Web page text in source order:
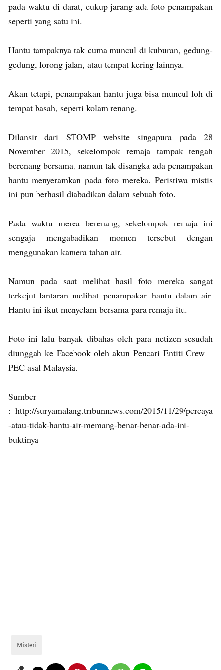
pada waktu di darat, cukup jarang ada foto penampakan
seperti yang satu ini.
Hantu tampaknya tak cuma muncul di kuburan, gedung-
gedung, lorong jalan, atau tempat kering lainnya.
Akan tetapi, penampakan hantu juga bisa muncul loh di
tempat basah, seperti kolam renang.
Dilansir dari STOMP website singapura pada 28
November 2015, sekelompok remaja tampak tengah
berenang bersama, namun tak disangka ada penampakan
hantu menyeramkan pada foto mereka. Peristiwa mistis
ini pun berhasil diabadikan dalam sebuah foto.
Pada waktu merea berenang, sekelompok remaja ini
sengaja mengabadikan momen tersebut dengan
menggunakan kamera tahan air.
Namun pada saat melihat hasil foto mereka sangat
terkejut lantaran melihat penampakan hantu dalam air.
Hantu ini ikut menyelam bersama para remaja itu.
Foto ini lalu banyak dibahas oleh para netizen sesudah
diunggah ke Facebook oleh akun Pencari Entiti Crew –
PEC asal Malaysia.
Sumber
: http://suryamalang.tribunnews.com/2015/11/29/percaya
-atau-tidak-hantu-air-memang-benar-benar-ada-ini-
buktinya
Misteri